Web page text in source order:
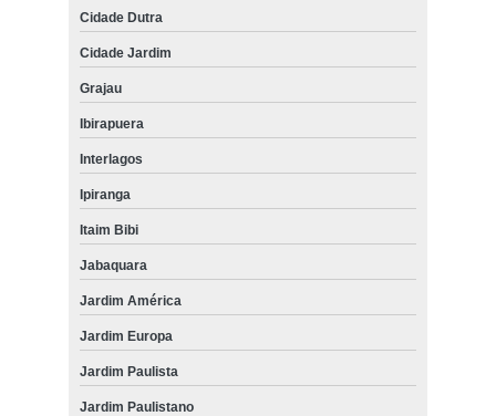
Cidade Dutra
Cidade Jardim
Grajau
Ibirapuera
Interlagos
Ipiranga
Itaim Bibi
Jabaquara
Jardim América
Jardim Europa
Jardim Paulista
Jardim Paulistano